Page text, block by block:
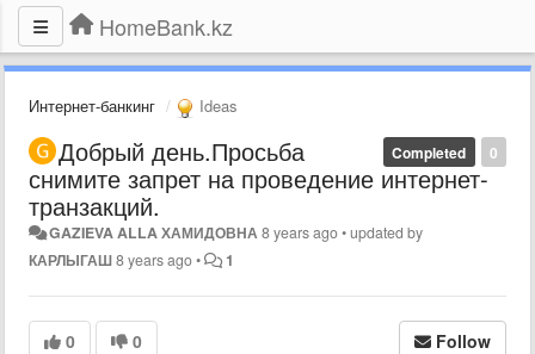
HomeBank.kz
Интернет-банкинг Ideas
0
Completed
Добрый день.Просьба
снимите запрет на проведение интернет-
транзакций.
GAZIEVA ALLA ХАМИДОВНА 8 years ago•updated by
КАРЛЫГАШ8 years ago• 1
0 0 Follow